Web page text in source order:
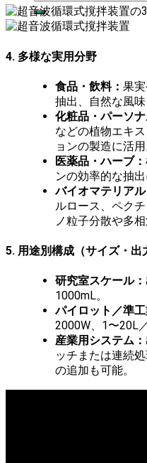
索
対
4. 多様な実用分野
食品・飲料： 果
抽出、自然な風味
化粧品・パーソナ
などの植物エキ
ョンの製造に活用
医薬品・ハーブ：
ンの効率的な抽
バイオマテリアル
ルロース、ペク
ノ粒子分散や多相
5. 用途別構成（サイズ・出
研究室スケール：
1000mL。
パイロット／準工
2000W、1〜20L
産業用システム：
ッチまたは連続
の追加も可能。